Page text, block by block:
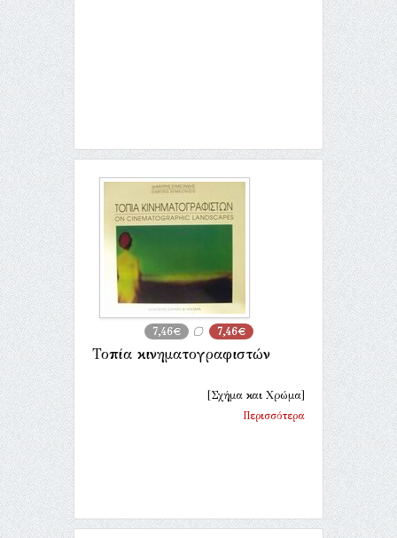
7,46€ 7,46€
Τοπία κινηματογραφιστών
[Σχήμα και Χρώμα]
Περισσότερα